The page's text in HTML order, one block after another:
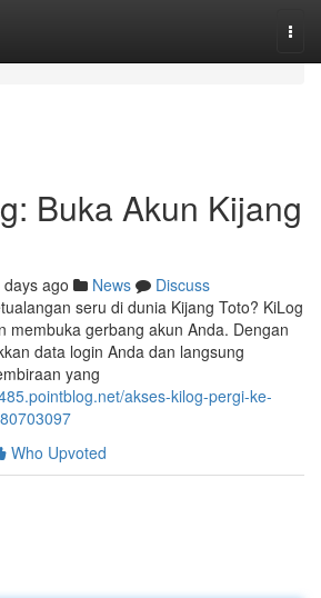
Buka Akun Kijang
ago News
Discuss
seru di dunia Kijang Toto? KiLog
membuka gerbang akun Anda. Dengan
data login Anda dan langsung
yang
akses-kilog-pergi-ke-
Who Upvoted